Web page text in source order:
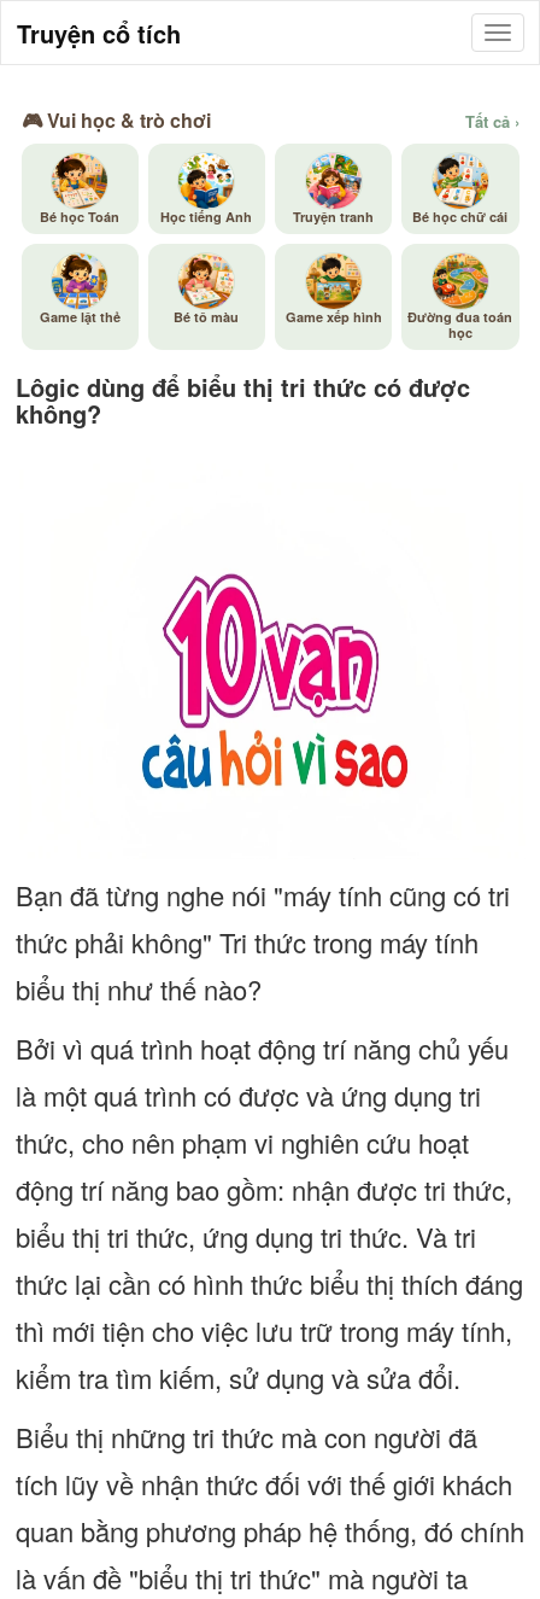
Truyện cổ tích
🎮 Vui học & trò chơi Tất cả ›
Bé học Toán Học tiếng Anh Truyện tranh Bé học chữ cái
Game lật thẻ Bé tô màu Game xếp hình
Đường đua toán
học
Lôgic dùng để biểu thị tri thức có được
không?
Bạn đã từng nghe nói "máy tính cũng có tri
thức phải không" Tri thức trong máy tính
biểu thị như thế nào?
Bởi vì quá trình hoạt động trí năng chủ yếu
là một quá trình có được và ứng dụng tri
thức, cho nên phạm vi nghiên cứu hoạt
động trí năng bao gồm: nhận được tri thức,
biểu thị tri thức, ứng dụng tri thức. Và tri
thức lại cần có hình thức biểu thị thích đáng
thì mới tiện cho việc lưu trữ trong máy tính,
kiểm tra tìm kiếm, sử dụng và sửa đổi.
Biểu thị những tri thức mà con người đã
tích lũy về nhận thức đối với thế giới khách
quan bằng phương pháp hệ thống, đó chính
là vấn đề "biểu thị tri thức" mà người ta